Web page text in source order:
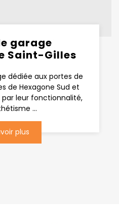
garage
Saint-Gilles
dédiée aux portes de
de Hexagone Sud et
par leur fonctionnalité,
...
plus